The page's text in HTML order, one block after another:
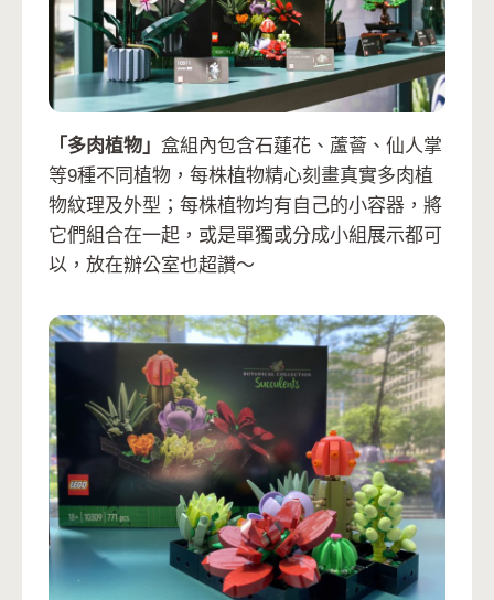
「多肉植物」 盒組內包含石蓮花、蘆薈、仙人掌
等9種不同植物，每株植物精心刻畫真實多肉植
物紋理及外型；每株植物均有自己的小容器，將
它們組合在一起，或是單獨或分成小組展示都可
以，放在辦公室也超讚～